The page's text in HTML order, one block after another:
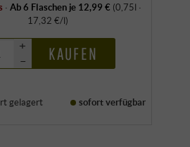
· Ab 6 Flaschen je 12,99 € (0,75l ·
17,32 €/l)
+
–
KAUFEN
gelagert sofort verfügbar